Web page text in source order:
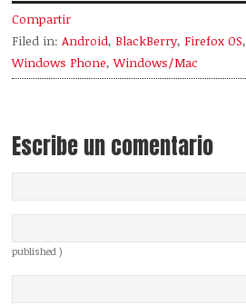
Compartir
Filed in:Android, BlackBerry, Firefox OS,
Windows Phone,Windows/Mac
Escribe un comentario
published )